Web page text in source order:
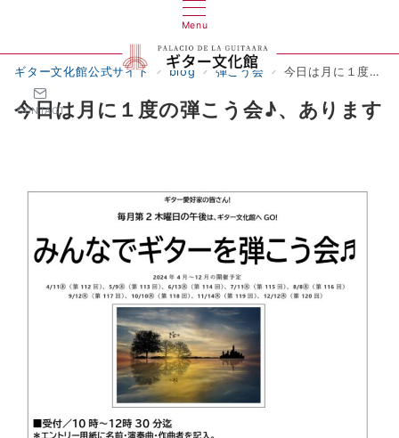
Menu
CONTACT
ギター文化館公式サイト blog 弾こう会 今日は月に１度の弾こう会♪、あります
今日は月に１度の弾こう会♪、あります